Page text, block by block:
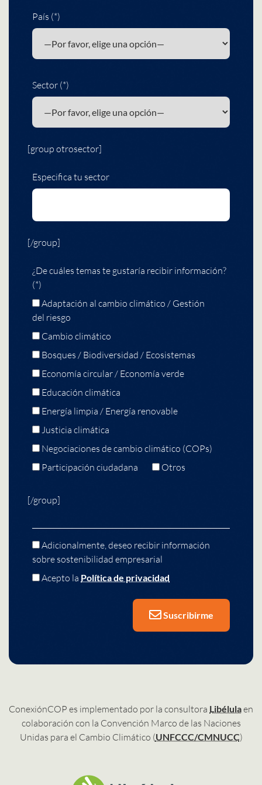
País (*)
Sector (*)
[group otrosector]
Especifica tu sector
[/group]
¿De cuáles temas te gustaría recibir información?
(*)
Adaptación al cambio climático / Gestión
del riesgo
Cambio climático
Bosques / Biodiversidad / Ecosistemas
Economía circular / Economía verde
Educación climática
Energía limpia / Energía renovable
Justicia climática
Negociaciones de cambio climático (COPs)
Participación ciudadana
Otros
[/group]
Adicionalmente, deseo recibir información
sobre sostenibilidad empresarial
Acepto la Política de privacidad
Suscribirme
ConexiónCOP es implementado por la consultora Libélulaen
colaboración con la Convención Marco de las Naciones
Unidas para el Cambio Climático (UNFCCC/CMNUCC)